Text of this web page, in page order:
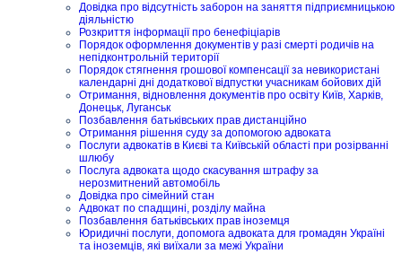
Довідка про відсутність заборон на заняття підприємницькою
діяльністю
Розкриття інформації про бенефіціарів
Порядок оформлення документів у разі смерті родичів на
непідконтрольній території
Порядок стягнення грошової компенсації за невикористані
календарні дні додаткової відпустки учасникам бойових дій
Отримання, відновлення документів про освіту Київ, Харків,
Донецьк, Луганськ
Позбавлення батьківських прав дистанційно
Отримання рішення суду за допомогою адвоката
Послуги адвокатів в Києві та Київській області при розірванні
шлюбу
Послуга адвоката щодо скасування штрафу за
нерозмитнений автомобіль
Довідка про сімейний стан
Адвокат по спадщині, розділу майна
Позбавлення батьківських прав іноземця
Юридичні послуги, допомога адвоката для громадян Україні
та іноземців, які виїхали за межі України